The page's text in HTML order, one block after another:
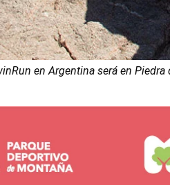
en Argentina será en Piedra